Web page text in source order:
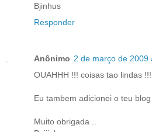
Bjinhus
Responder
Anônimo 2 de março de 2009
OUAHHH !!! coisas tao lindas
Eu tambem adicionei o teu
Muito obrigada ..